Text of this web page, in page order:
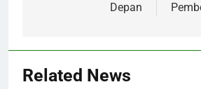
Depan
Related News